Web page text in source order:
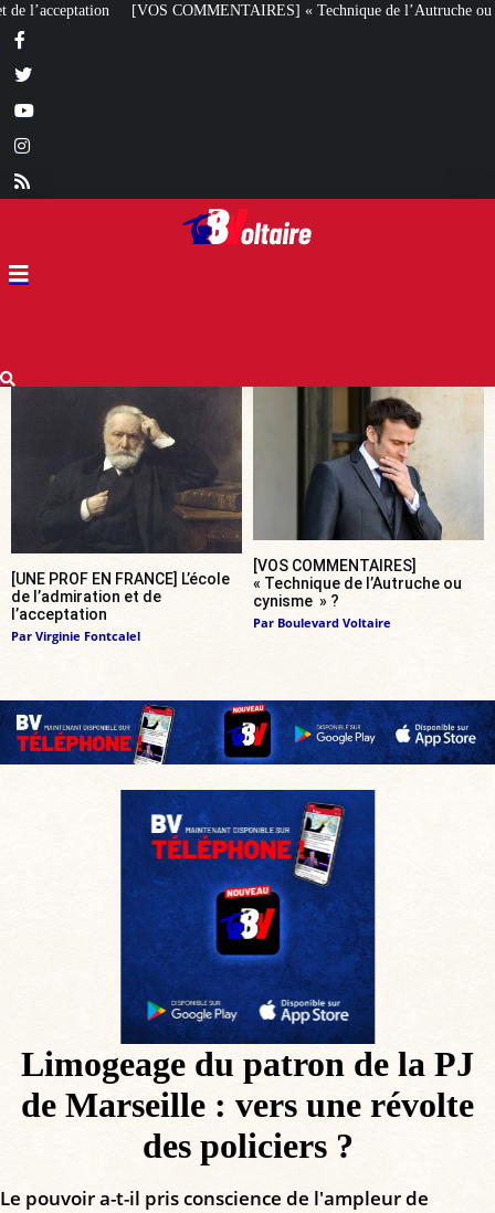
« Technique de l’Autruche ou cynisme » ? 10 août 1792 :
[UNE PROF EN FRANCE] L’école
de l’admiration et de
l’acceptation
Par Virginie Fontcalel
[VOS COMMENTAIRES]
« Technique de l’Autruche ou
cynisme » ?
Par Boulevard Voltaire
Limogeage du patron de la PJ
de Marseille : vers une révolte
des policiers ?
Le pouvoir a-t-il pris conscience de l'ampleur de